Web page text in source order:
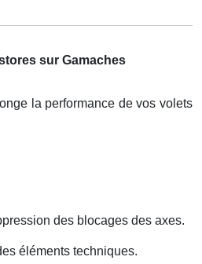
sur Gamaches
la performance de vos volets
des blocages des axes.
éléments techniques.